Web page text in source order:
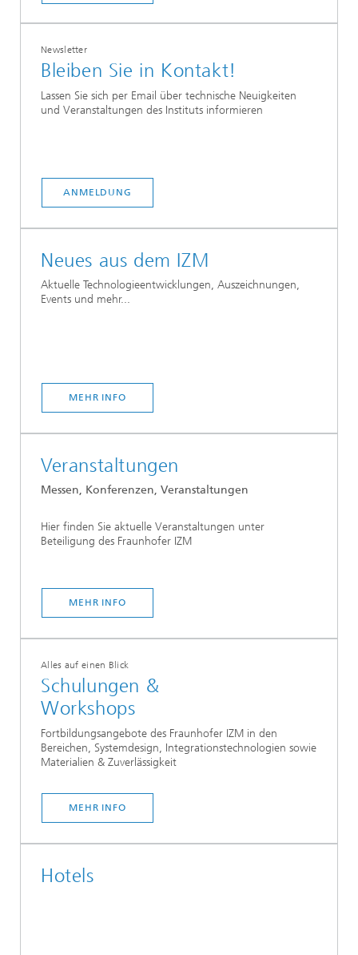
Newsletter
Bleiben Sie in Kontakt!
Lassen Sie sich per Email über technische Neuigkeiten
und Veranstaltungen des Instituts informieren
ANMELDUNG
Neues aus dem IZM
Aktuelle Technologieentwicklungen, Auszeichnungen,
Events und mehr...
MEHR INFO
Veranstaltungen
Messen, Konferenzen, Veranstaltungen
Hier finden Sie aktuelle Veranstaltungen unter
Beteiligung des Fraunhofer IZM
MEHR INFO
Alles auf einen Blick
Schulungen &
Workshops
Fortbildungsangebote des Fraunhofer IZM in den
Bereichen, Systemdesign, Integrationstechnologien sowie
Materialien & Zuverlässigkeit
MEHR INFO
Hotels